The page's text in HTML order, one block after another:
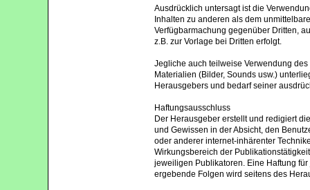
Ausdrücklich untersagt ist die
Inhalten zu anderen als dem
Verfügbarmachung gegenüber Dritten,
z.B. zur Vorlage bei Dritten erfolgt.
Jegliche auch teilweise Verwendung
Materialien (Bilder, Sounds usw.)
Herausgebers und bedarf seiner
Haftungsausschluss
Der Herausgeber erstellt und redigiert
und Gewissen in der Absicht, den
oder anderer internet-inhärenter
Wirkungsbereich der
jeweiligen Publikatoren. Eine Haftung
ergebende Folgen wird seitens des